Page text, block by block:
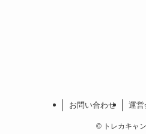
お問い合わせ 運営
©トレカキャ